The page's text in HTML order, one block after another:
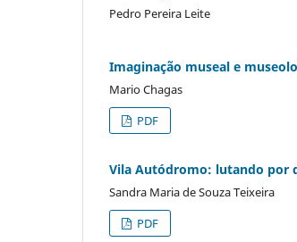
Pedro Pereira Leite
Imaginação museal e
Mario Chagas
PDF
Vila Autódromo: lutando por
Sandra Maria de Souza Teixeira
PDF